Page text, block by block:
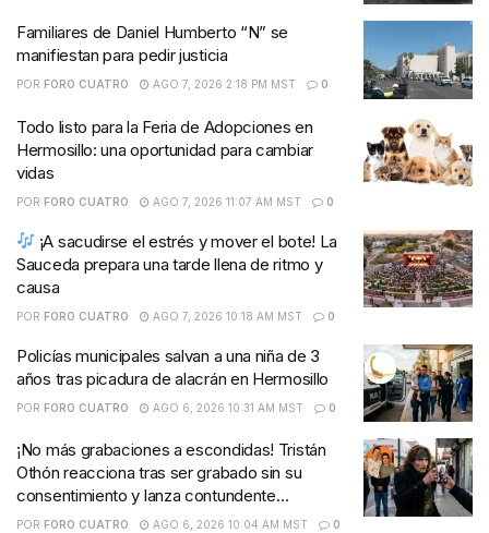
Familiares de Daniel Humberto “N” se
manifiestan para pedir justicia
POR FORO CUATRO AGO 7, 2026 2:18 PM MST 0
Todo listo para la Feria de Adopciones en
Hermosillo: una oportunidad para cambiar
vidas
POR FORO CUATRO AGO 7, 2026 11:07 AM MST 0
¡A sacudirse el estrés y mover el bote! La
Sauceda prepara una tarde llena de ritmo y
causa
POR FORO CUATRO AGO 7, 2026 10:18 AM MST 0
Policías municipales salvan a una niña de 3
años tras picadura de alacrán en Hermosillo
POR FORO CUATRO AGO 6, 2026 10:31 AM MST 0
¡No más grabaciones a escondidas! Tristán
Othón reacciona tras ser grabado sin su
consentimiento y lanza contundente
advertencia
POR FORO CUATRO AGO 6, 2026 10:04 AM MST 0